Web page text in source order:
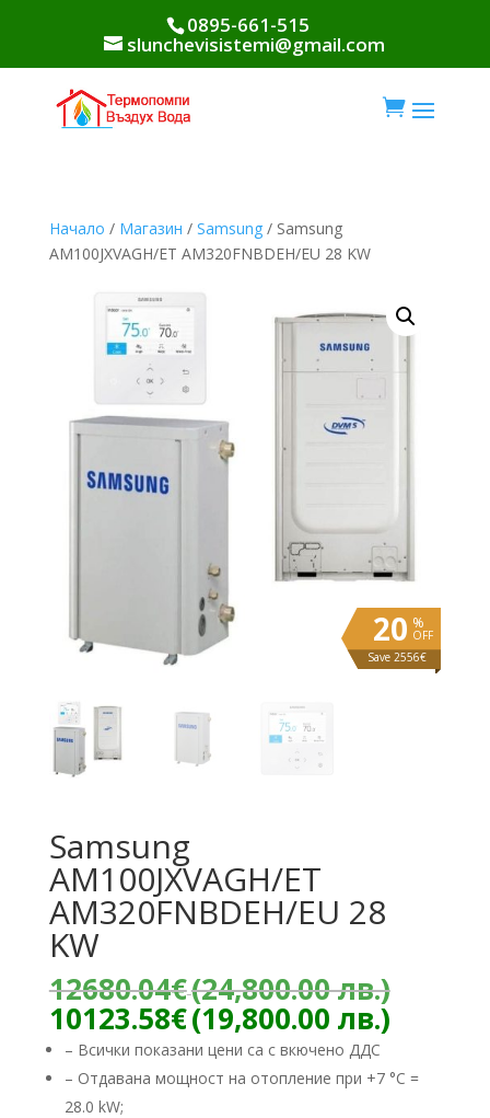
0895-661-515
slunchevisistemi@gmail.com

Начало / Магазин / Samsung/ Samsung
AM100JXVAGH/ET AM320FNBDEH/EU 28 KW
%
OFF
20
Save 2556€
Samsung
AM100JXVAGH/ET
AM320FNBDEH/EU 28
KW
12680.04€(24,800.00 лв.)
10123.58€(19,800.00 лв.)
е:
– Всички показани цени са с вкючено ДДС
– Отдавана мощност на отопление при +7 °C =
28.0 kW;